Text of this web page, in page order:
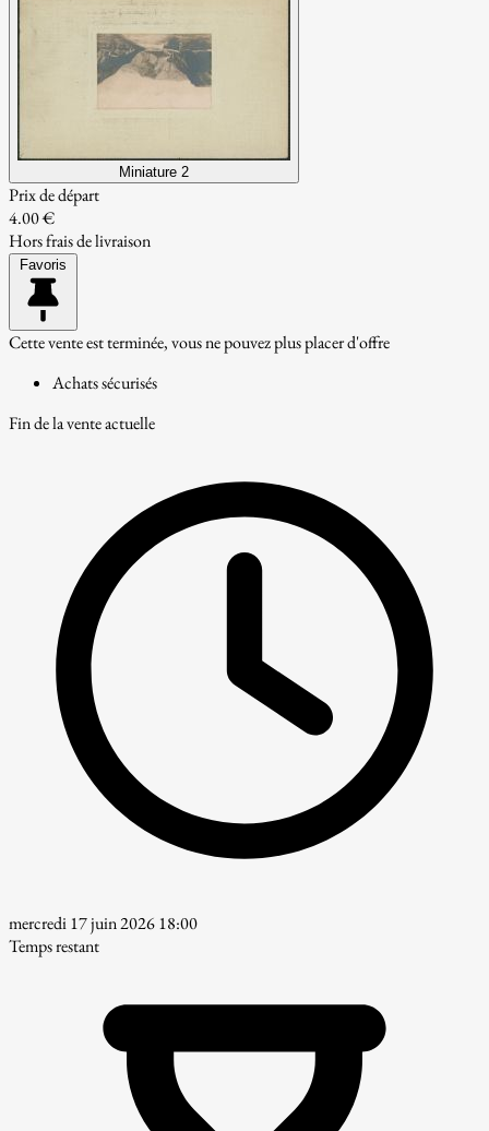
Miniature 2
Prix de départ
4.00 €
Hors frais de livraison
Favoris
Cette vente est terminée, vous ne pouvez plus placer d'offre
Achats sécurisés
Fin de la vente actuelle
mercredi 17 juin 2026 18:00
Temps restant